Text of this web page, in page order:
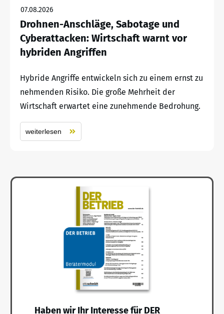
07.08.2026
Drohnen-Anschläge, Sabotage und
Cyberattacken: Wirtschaft warnt vor
hybriden Angriffen
Hybride Angriffe entwickeln sich zu einem ernst zu
nehmenden Risiko. Die große Mehrheit der
Wirtschaft erwartet eine zunehmende Bedrohung.
weiterlesen
Haben wir Ihr Interesse für DER